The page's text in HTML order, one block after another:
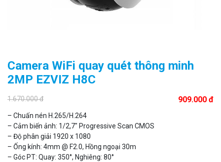
Camera WiFi quay quét thông minh
2MP EZVIZ H8C
1.670.000 đ 909.000 đ
– Chuấn nén H.265/H.264
– Cảm biến ảnh: 1/2,7″ Progressive Scan CMOS
– Độ phân giải 1920 x 1080
– Ống kính: 4mm @ F2.0, Hồng ngoại 30m
– Góc PT: Quay: 350°, Nghiêng: 80°